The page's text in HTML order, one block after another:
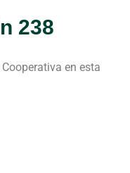
238
en esta